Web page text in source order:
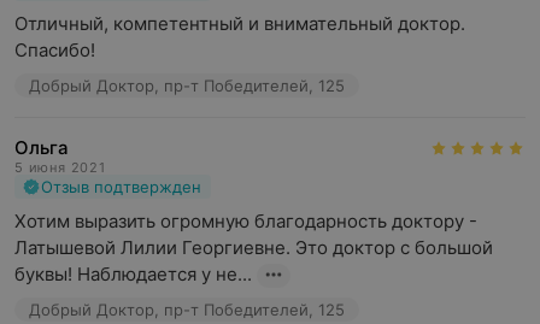
Отличный, компетентный и внимательный доктор.
Спасибо!
Добрый Доктор, пр-т Победителей, 125
Ольга
5 июня 2021
Отзыв подтвержден
Хотим выразить огромную благодарность доктору -
Латышевой Лилии Георгиевне. Это доктор с большой
буквы! Наблюдается у не...
Добрый Доктор, пр-т Победителей, 125